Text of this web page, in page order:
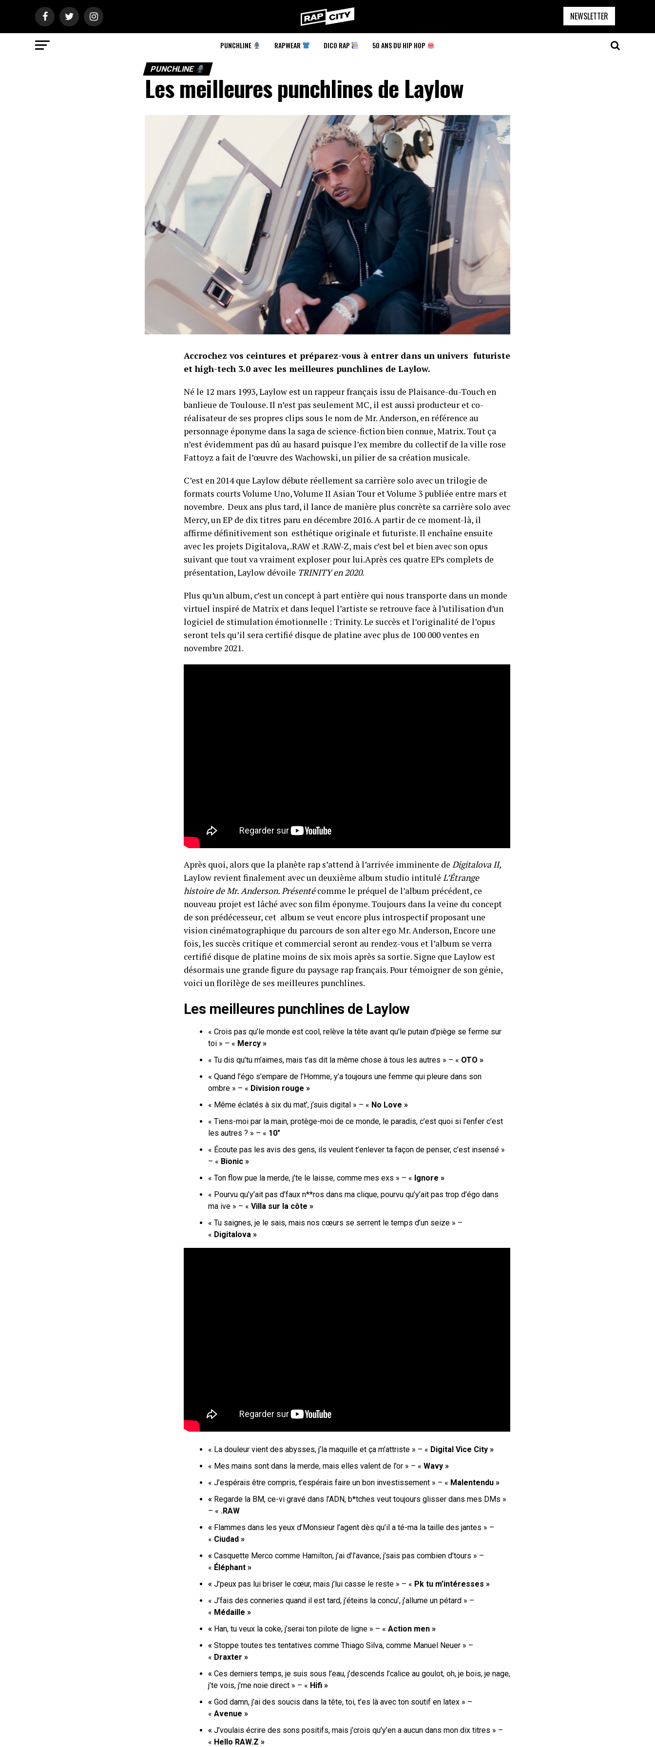
RapCity
NEWSLETTER
PUNCHLINE RAPWEAR DICO RAP 50 ANS DU HIP HOP
PUNCHLINE
Les meilleures punchlines de Laylow
Accrochez vos ceintures et préparez-vous à entrer dans un univers futuriste
et high-tech 3.0 avec les meilleures punchlines de Laylow.
Né le 12 mars 1993, Laylow est un rappeur français issu de Plaisance-du-Touch en
banlieue de Toulouse. Il n’est pas seulement MC, il est aussi producteur et co-
réalisateur de ses propres clips sous le nom de Mr. Anderson, en référence au
personnage éponyme dans la saga de science-fiction bien connue, Matrix. Tout ça
n’est évidemment pas dû au hasard puisque l’ex membre du collectif de la ville rose
Fattoyz a fait de l’œuvre des Wachowski, un pilier de sa création musicale.
C’est en 2014 que Laylow débute réellement sa carrière solo avec un trilogie de
formats courts Volume Uno, Volume II Asian Tour et Volume 3 publiée entre mars et
novembre. Deux ans plus tard, il lance de manière plus concrète sa carrière solo avec
Mercy, un EP de dix titres paru en décembre 2016. A partir de ce moment-là, il
affirme définitivement son esthétique originale et futuriste. Il enchaîne ensuite
avec les projets Digitalova, .RAW et .RAW-Z, mais c’est bel et bien avec son opus
suivant que tout va vraiment exploser pour lui.Après ces quatre EPs complets de
présentation, Laylow dévoile TRINITY en 2020.
Plus qu’un album, c’est un concept à part entière qui nous transporte dans un monde
virtuel inspiré de Matrix et dans lequel l’artiste se retrouve face à l’utilisation d’un
logiciel de stimulation émotionnelle : Trinity. Le succès et l’originalité de l’opus
seront tels qu’il sera certifié disque de platine avec plus de 100 000 ventes en
novembre 2021.
Après quoi, alors que la planète rap s’attend à l’arrivée imminente de Digitalova II,
Laylow revient finalement avec un deuxième album studio intitulé L’Étrange
histoire de Mr. Anderson. Présentécomme le préquel de l’album précédent, ce
nouveau projet est lâché avec son film éponyme. Toujours dans la veine du concept
de son prédécesseur, cet album se veut encore plus introspectif proposant une
vision cinématographique du parcours de son alter ego Mr. Anderson, Encore une
fois, les succès critique et commercial seront au rendez-vous et l’album se verra
certifié disque de platine moins de six mois après sa sortie. Signe que Laylow est
désormais une grande figure du paysage rap français. Pour témoigner de son génie,
voici un florilège de ses meilleures punchlines.
Les meilleures punchlines de Laylow
« Crois pas qu’le monde est cool, relève la tête avant qu’le putain d’piège se ferme sur
toi » – « Mercy »
« Tu dis qu’tu m’aimes, mais t’as dit la même chose à tous les autres » – « OTO »
« Quand l’égo s’empare de l’Homme, y’a toujours une femme qui pleure dans son
ombre » – « Division rouge »
« Même éclatés à six du mat’, j’suis digital » – « No Love »
« Tiens-moi par la main, protège-moi de ce monde, le paradis, c’est quoi si l’enfer c’est
les autres ? » – « 10″
« Écoute pas les avis des gens, ils veulent t’enlever ta façon de penser, c’est insensé »
– « Bionic »
« Ton flow pue la merde, j’te le laisse, comme mes exs » – « Ignore »
« Pourvu qu’y’ait pas d’faux n**ros dans ma clique, pourvu qu’y’ait pas trop d’égo dans
ma ive » – « Villa sur la côte »
« Tu saignes, je le sais, mais nos cœurs se serrent le temps d’un seize » –
« Digitalova »
« La douleur vient des abysses, j’la maquille et ça m’attriste » – « Digital Vice City »
« Mes mains sont dans la merde, mais elles valent de l’or » – « Wavy »
« J’espérais être compris, t’espérais faire un bon investissement » – « Malentendu »
« Regarde la BM, ce-vi gravé dans l’ADN, b*tches veut toujours glisser dans mes DMs »
– « .RAW
« Flammes dans les yeux d’Monsieur l’agent dès qu’il a té-ma la taille des jantes » –
« Ciudad »
« Casquette Merco comme Hamilton, j’ai d’l’avance, j’sais pas combien d’tours » –
« Éléphant »
« J’peux pas lui briser le cœur, mais j’lui casse le reste » – « Pk tu m’intéresses »
« J’fais des conneries quand il est tard, j’éteins la concu’, j’allume un pétard » –
« Médaille »
« Han, tu veux la coke, j’serai ton pilote de ligne » – « Action men »
« Stoppe toutes tes tentatives comme Thiago Silva, comme Manuel Neuer » –
« Draxter »
« Ces derniers temps, je suis sous l’eau, j’descends l’calice au goulot, oh, je bois, je nage,
j’te vois, j’me noie direct » – « Hifi »
« God damn, j’ai des soucis dans la tête, toi, t’es là avec ton soutif en latex » –
« Avenue »
« J’voulais écrire des sons positifs, mais j’crois qu’y’en a aucun dans mon dix titres » –
« Hello RAW.Z »